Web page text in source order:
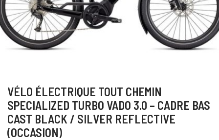
VÉLO ÉLECTRIQUE TOUT CHEMIN
SPECIALIZED TURBO VADO 3.0 – CADRE BAS
CAST BLACK / SILVER REFLECTIVE
(OCCASION)